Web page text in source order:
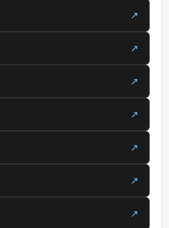
↗
↗
↗
↗
↗
↗
↗